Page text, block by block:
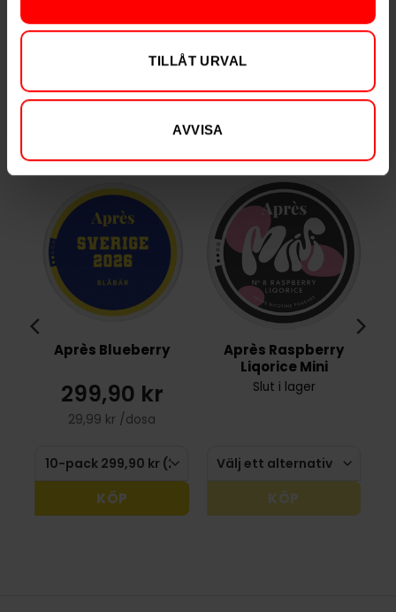
TILLÅT URVAL
AVVISA
Varumärke
ZYN
Swedish Match
Après Blueberry
299,90 kr
29,99 kr /dosa
KÖP
Après Raspberry
Liqorice Mini
Slut i lager
KÖP